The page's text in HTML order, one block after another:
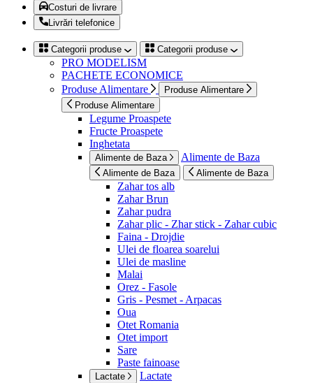
Costuri de livrare
Livrări telefonice
Categorii produse Categorii produse
PRO MODELISM
PACHETE ECONOMICE
Produse Alimentare
Produse Alimentare
Produse Alimentare
Legume Proaspete
Fructe Proaspete
Inghetata
Alimente de Baza Alimente de Baza
Alimente de Baza Alimente de Baza
Zahar tos alb
Zahar Brun
Zahar pudra
Zahar plic - Zhar stick - Zahar cubic
Faina - Drojdie
Ulei de floarea soarelui
Ulei de masline
Malai
Orez - Fasole
Gris - Pesmet - Arpacas
Oua
Otet Romania
Otet import
Sare
Paste fainoase
Lactate Lactate